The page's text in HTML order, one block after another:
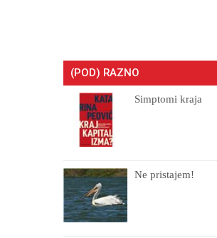
(POD) RAZNO
Simptomi kraja
Ne pristajem!